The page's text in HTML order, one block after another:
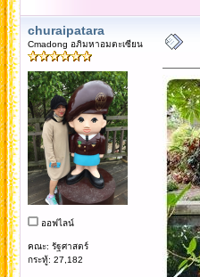
churaipatara
Cmadong อภิมหาอมตะเซียน
ออฟไลน์
คณะ: รัฐศาสตร์
กระทู้: 27,182